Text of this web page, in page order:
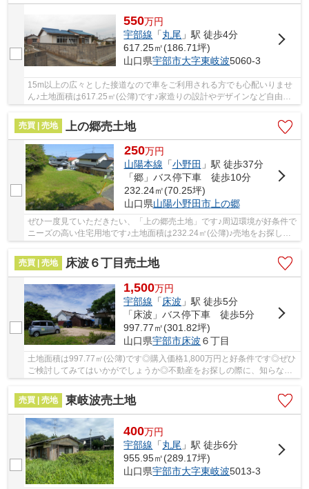
550万円
宇部線 「丸尾 」駅 徒歩4分
617.25㎡(186.71坪)
山口県宇部市大字東岐波5060-3
15m以上の広々とした接道なので車をご利用される方でも心配いりませ
ん♪土地面積は617.25㎡(公簿)です♪家造りの設計やデザインなど自由に
こだわることができる建築条件なしの土地です♪...
売買 | 売地
上の郷売土地
250万円
山陽本線 「小野田 」駅 徒歩37分
「郷」バス停下車 徒歩10分
232.24㎡(70.25坪)
山口県山陽小野田市上の郷
ぜひ一度見ていただきたい、「上の郷売土地」です♪周辺環境が好条件で
ニーズの高い住宅用地です♪土地面積は232.24㎡(公簿)♪売地をお探しの
売買 | 売地
床波６丁目売土地
1,500万円
宇部線 「床波 」駅 徒歩5分
「床波」バス停下車 徒歩5分
997.77㎡(301.82坪)
山口県宇部市床波 ６丁目
土地面積は997.77㎡(公簿)です◎購入価格1,800万円と好条件です◎ぜひ
ご検討してみてはいかがでしょうか◎不動産をお探しの際に、知らない
売買 | 売地
東岐波売土地
400万円
宇部線 「丸尾 」駅 徒歩6分
955.95㎡(289.17坪)
山口県宇部市大字東岐波5013-3